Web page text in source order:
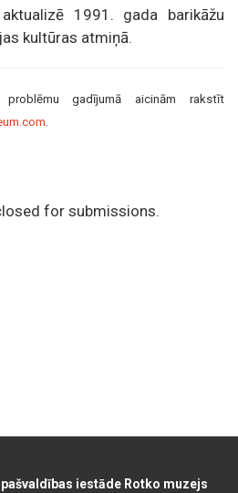
1991. gada barikāžu
kultūras atmiņā.
gadījumā aicinām rakstīt
for submissions.
iestāde Rotko muzejs